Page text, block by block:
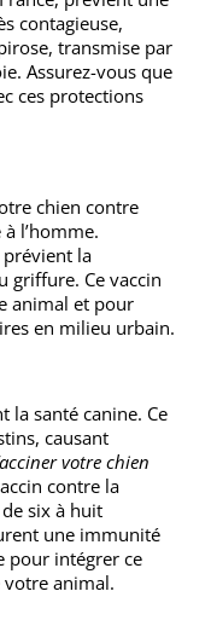
contagieuse,
transmise par
Assurez-vous que
ces protections
chien contre
l’homme.
prévient la
griffure. Ce vaccin
animal et pour
en milieu urbain.
la santé canine. Ce
causant
votre chien
contre la
six à huit
une immunité
pour intégrer ce
votre animal.